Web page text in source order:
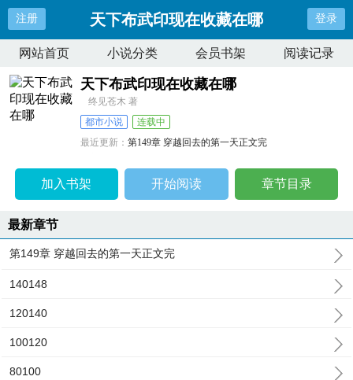
注册 天下布武印现在收藏在哪 登录
网站首页 小说分类 会员书架 阅读记录
天下布武印现在收藏在哪
终见苍木 著
都市小说
连载中
最近更新：第149章 穿越回去的第一天正文完
加入书架 开始阅读 章节目录
最新章节
第149章 穿越回去的第一天正文完
140148
120140
100120
80100